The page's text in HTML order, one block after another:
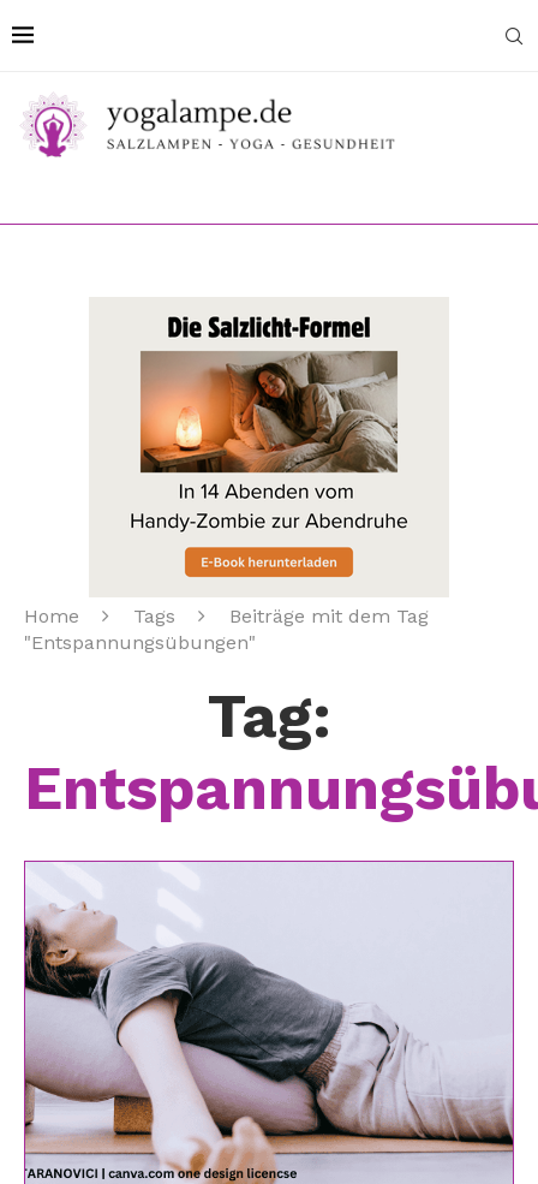
Home Tags
Beiträge mit dem Tag
"Entspannungsübungen"
Tag: